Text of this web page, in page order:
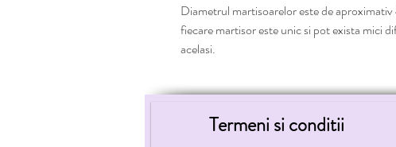
Diametrul martisoarelor este de
fiecare martisor este unic si pot exista mici
acelasi.
Termeni si conditii